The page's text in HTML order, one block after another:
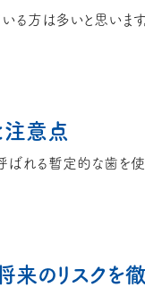
注意点
来のリスクを